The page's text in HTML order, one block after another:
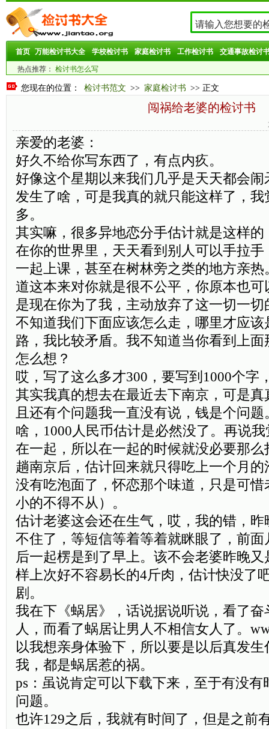
首页 万能检讨书大全 学校检讨书 家庭检讨书 工作检讨书 交通事故检讨
热点推荐： 检讨书怎么写
您现在的位置： 检讨书范文 >> 家庭检讨书 >> 正文
闯祸给老婆的检讨书
亲爱的老婆：
好久不给你写东西了，有点内疚。
好像这个星期以来我们几乎是天天都会
发生了啥，可是我真的就只能这样了，
多。
其实嘛，很多异地恋分手估计就是这样
在你的世界里，天天看到别人可以手拉
一起上课，甚至在树林旁之类的地方亲
道这本来对你就是很不公平，你原本也
是现在你为了我，主动放弃了这一切一
不知道我们下面应该怎么走，哪里才应
路，我比较矛盾。我不知道当你看到上
怎么想？
哎，写了这么多才300，要写到1000个字
其实我真的想去在最近去下南京，可是
且还有个问题我一直没有说，钱是个问
啥，1000人民币估计是必然没了。再说
在一起，所以在一起的时候就没必要那
趟南京后，估计回来就只得吃上一个月
没有吃泡面了，怀恋那个味道，只是可
小的不得不从）。
估计老婆这会还在生气，哎，我的错，
不住了，等短信等着等着就眯眼了，前
后一起楞是到了早上。该不会老婆昨晚
样上次好不容易长的4斤肉，估计快没了
剧。
我在下《蜗居》，话说据说听说，看了
人，而看了蜗居让男人不相信女人了。
以我想亲身体验下，所以要是以后真发
我，都是蜗居惹的祸。
ps：虽说肯定可以下载下来，至于有没
问题。
也许129之后，我就有时间了，但是之前